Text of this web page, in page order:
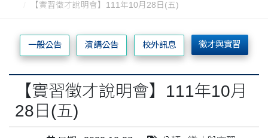
【實習徵才說明會】111年10月28日(五)
一般公告 演講公告 校外訊息 徵才與實習
【實習徵才說明會】111年10月
28日(五)